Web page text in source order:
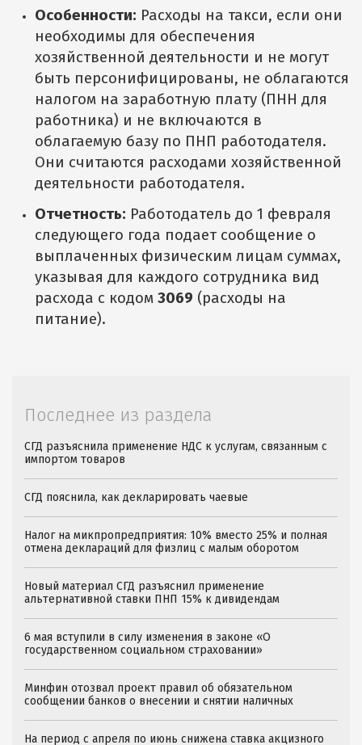
Особенности: Расходы на такси, если они
необходимы для обеспечения
хозяйственной деятельности и не могут
быть персонифицированы, не облагаются
налогом на заработную плату (ПНН для
работника) и не включаются в
облагаемую базу по ПНП работодателя.
Они считаются расходами хозяйственной
деятельности работодателя.
Отчетность: Работодатель до 1 февраля
следующего года подает сообщение о
выплаченных физическим лицам суммах,
указывая для каждого сотрудника вид
расхода с кодом 3069 (расходы на
питание).
Последнее из раздела
СГД разъяснила применение НДС к услугам, связанным с
импортом товаров
СГД пояснила, как декларировать чаевые
Налог на микпропредприятия: 10% вместо 25% и полная
отмена деклараций для физлиц с малым оборотом
Новый материал СГД разъяснил применение
альтернативной ставки ПНП 15% к дивидендам
6 мая вступили в силу изменения в законе «О
государственном социальном страховании»
Минфин отозвал проект правил об обязательном
сообщении банков о внесении и снятии наличных
На период с апреля по июнь снижена ставка акцизного